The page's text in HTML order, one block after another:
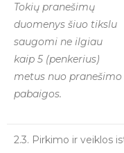
Tokių pranešimų
duomenys šiuo tikslu
saugomi ne ilgiau
kaip 5 (penkerius)
metus nuo pranešimo
pabaigos.
2.3. Pirkimo ir veiklos